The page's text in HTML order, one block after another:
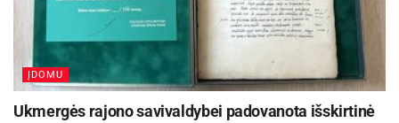
ĮDOMU
Ukmergės rajono savivaldybei padovanota išskirtinė